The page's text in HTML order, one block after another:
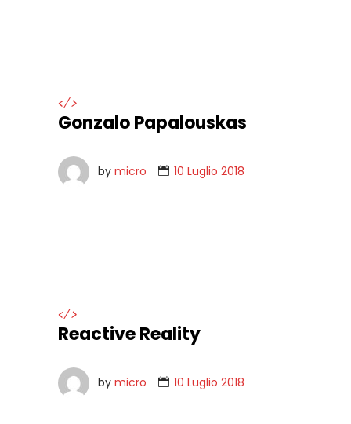
</>
Gonzalo Papalouskas
by micro 10 Luglio 2018
</>
Reactive Reality
by micro 10 Luglio 2018